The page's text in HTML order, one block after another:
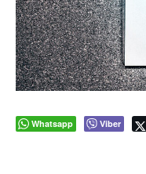
Whatsapp Viber